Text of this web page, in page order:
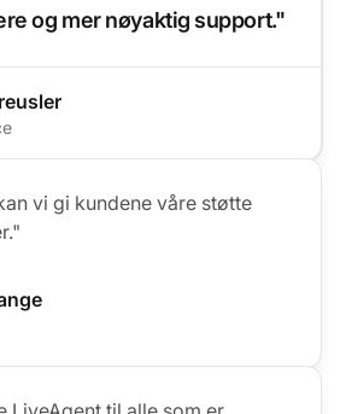
og mer nøyaktig support."
vi gi kundene våre støtte